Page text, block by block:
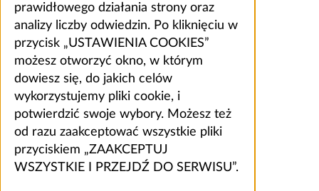
prawidłowego działania strony oraz
analizy liczby odwiedzin. Po kliknięciu w
przycisk „USTAWIENIA COOKIES”
możesz otworzyć okno, w którym
dowiesz się, do jakich celów
wykorzystujemy pliki cookie, i
potwierdzić swoje wybory. Możesz też
od razu zaakceptować wszystkie pliki
przyciskiem „ZAAKCEPTUJ
WSZYSTKIE I PRZEJDŹ DO SERWISU”.